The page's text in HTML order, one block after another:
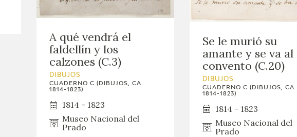
A qué vendrá el
faldellín y los
calzones (C.3)
DIBUJOS
CUADERNO C (DIBUJOS, CA.
1814-1823)
1814 - 1823
Museo Nacional del
Prado
Se le murió su
amante y se va al
convento (C.20)
DIBUJOS
CUADERNO C (DIBUJOS, CA.
1814-1823)
1814 - 1823
Museo Nacional del
Prado